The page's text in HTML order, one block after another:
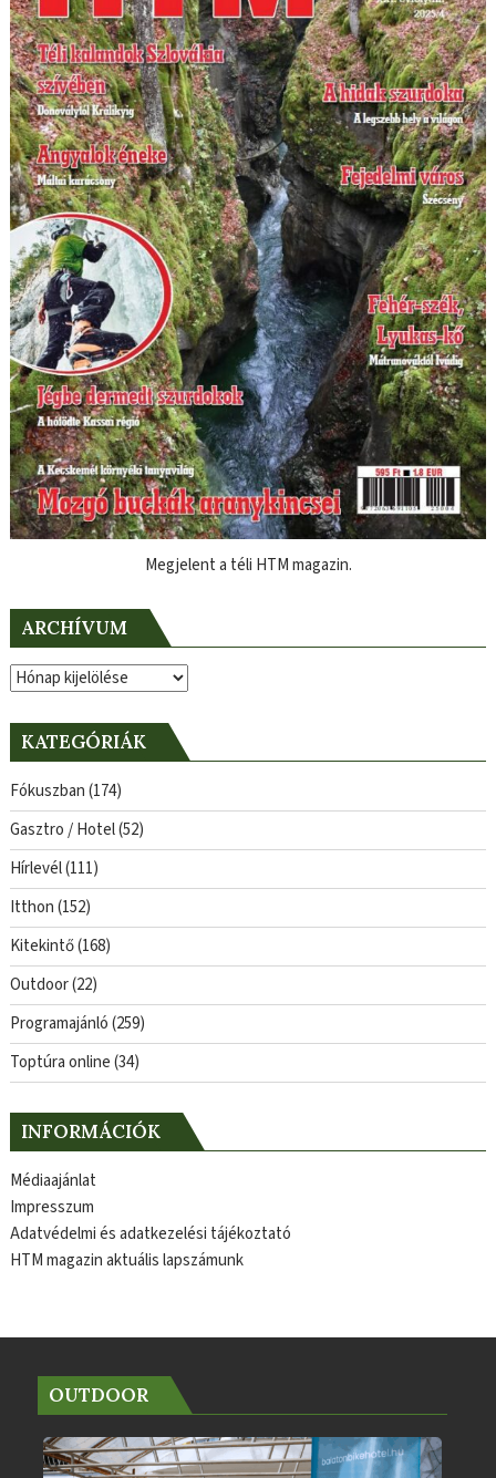
Megjelent a téli HTM magazin.
ARCHÍVUM
Archívum
KATEGÓRIÁK
Fókuszban(174)
Gasztro / Hotel(52)
Hírlevél(111)
Itthon(152)
Kitekintő(168)
Outdoor(22)
Programajánló(259)
Toptúra online(34)
INFORMÁCIÓK
Médiaajánlat
Impresszum
Adatvédelmi és adatkezelési tájékoztató
HTM magazin aktuális lapszámunk
OUTDOOR